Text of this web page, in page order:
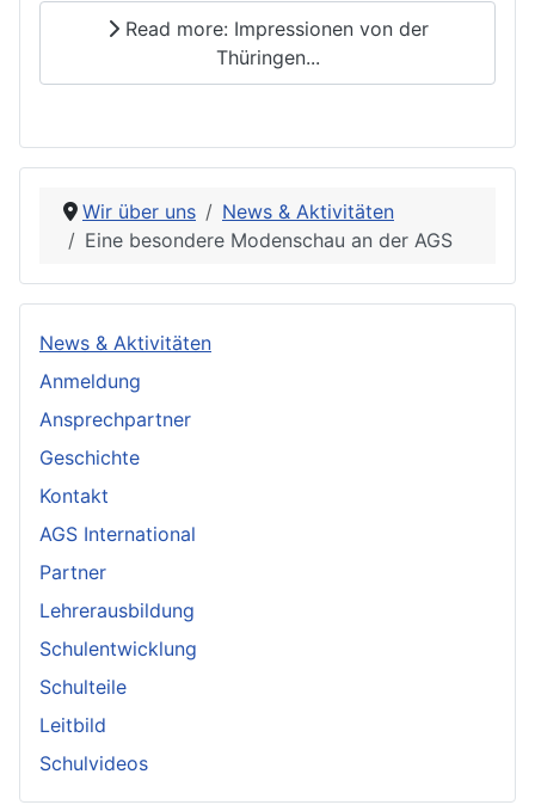
Read more: Impressionen von der
Thüringen...
Wir über uns
News & Aktivitäten
Eine besondere Modenschau an der AGS
News & Aktivitäten
Anmeldung
Ansprechpartner
Geschichte
Kontakt
AGS International
Partner
Lehrerausbildung
Schulentwicklung
Schulteile
Leitbild
Schulvideos